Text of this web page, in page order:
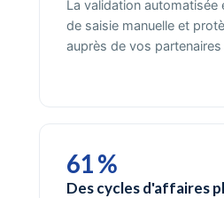
La validation automatisée
de saisie manuelle et
auprès de vos
61 %
Des cycles d'affaires